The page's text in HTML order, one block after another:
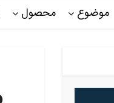
موضوع محصول